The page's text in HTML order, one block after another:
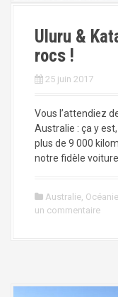
Uluru &
rocs !
25 juin 2017
Vous l’attendiez
Australie : ça y
plus de 9 000
notre fidèle voiture
Australie Océanie
un commentaire